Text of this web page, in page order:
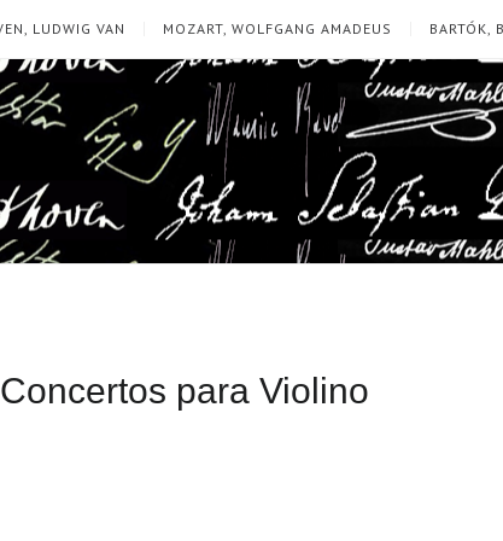
LUDWIG VAN MOZART, WOLFGANG AMADEUS BARTÓK,
para Violino